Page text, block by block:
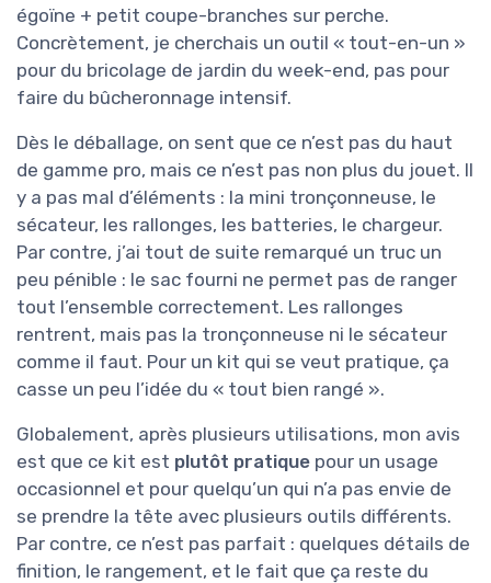
égoïne + petit coupe-branches sur perche.
Concrètement, je cherchais un outil « tout-en-un »
pour du bricolage de jardin du week-end, pas pour
faire du bûcheronnage intensif.
Dès le déballage, on sent que ce n’est pas du haut
de gamme pro, mais ce n’est pas non plus du jouet. Il
y a pas mal d’éléments : la mini tronçonneuse, le
sécateur, les rallonges, les batteries, le chargeur.
Par contre, j’ai tout de suite remarqué un truc un
peu pénible : le sac fourni ne permet pas de ranger
tout l’ensemble correctement. Les rallonges
rentrent, mais pas la tronçonneuse ni le sécateur
comme il faut. Pour un kit qui se veut pratique, ça
casse un peu l’idée du « tout bien rangé ».
Globalement, après plusieurs utilisations, mon avis
est que ce kit est plutôt pratique pour un usage
occasionnel et pour quelqu’un qui n’a pas envie de
se prendre la tête avec plusieurs outils différents.
Par contre, ce n’est pas parfait : quelques détails de
finition, le rangement, et le fait que ça reste du